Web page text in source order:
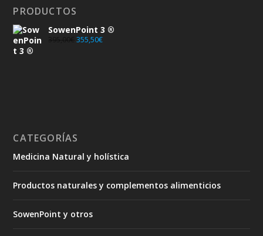
PRODUCTOS
SowenPoint 3 ®
395,00€ 355,50€
CATEGORÍAS
Medicina Natural y holística
Productos naturales y complementos alimenticios
SowenPoint y otros